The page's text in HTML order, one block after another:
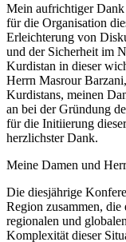
Mein aufrichtiger
für die Organisation
Erleichterung von
und der Sicherheit im
Kurdistan in dieser
Herrn Masrour
Kurdistans, meinen
an bei der Gründung
für die Initiierung
herzlichster Dank.
Meine Damen und
Die diesjährige
Region zusammen,
regionalen und
Komplexität dieser